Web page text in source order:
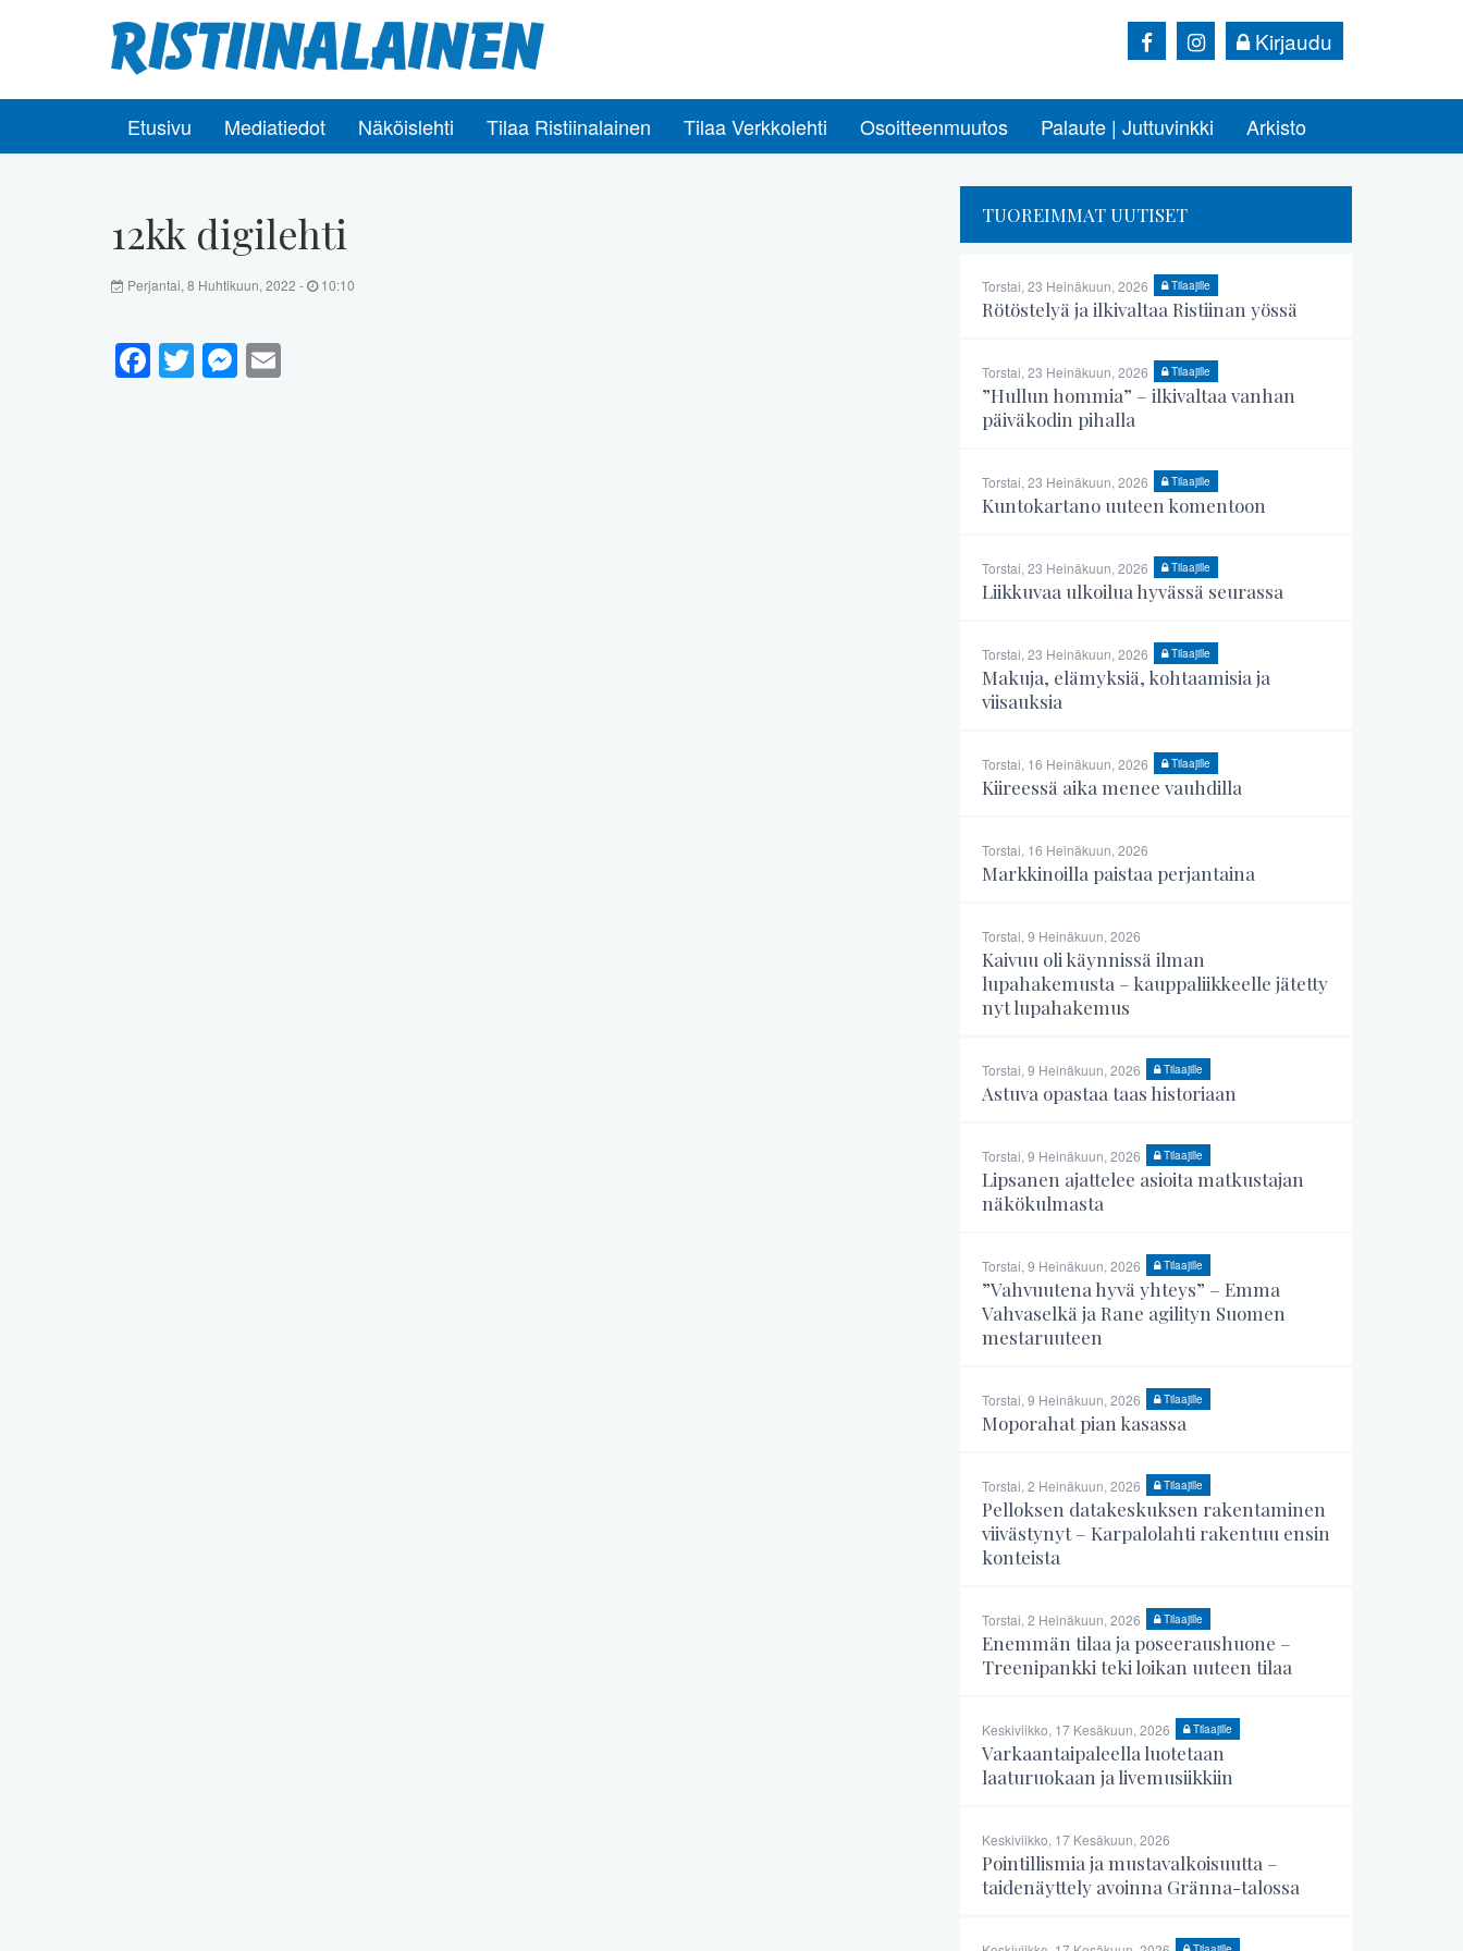
Kirjaudu
Etusivu Mediatiedot Näköislehti Tilaa Ristiinalainen Tilaa Verkkolehti Osoitteenmuutos Palaute | Juttuvinkki Arkisto
12kk digilehti
Perjantai, 8 Huhtikuun, 2022 - 10:10
Facebook
TwitterMessenger
TUOREIMMAT UUTISET
Torstai, 23 Heinäkuun, 2026 Tilaajille
Rötöstelyä ja ilkivaltaa Ristiinan yössä
Torstai, 23 Heinäkuun, 2026 Tilaajille
”Hullun hommia” – ilkivaltaa vanhan
päiväkodin pihalla
Torstai, 23 Heinäkuun, 2026 Tilaajille
Kuntokartano uuteen komentoon
Torstai, 23 Heinäkuun, 2026 Tilaajille
Liikkuvaa ulkoilua hyvässä seurassa
Torstai, 23 Heinäkuun, 2026 Tilaajille
Makuja, elämyksiä, kohtaamisia ja
viisauksia
Torstai, 16 Heinäkuun, 2026 Tilaajille
Kiireessä aika menee vauhdilla
Torstai, 16 Heinäkuun, 2026
Markkinoilla paistaa perjantaina
Torstai, 9 Heinäkuun, 2026
Kaivuu oli käynnissä ilman
lupahakemusta – kauppaliikkeelle jätetty
nyt lupahakemus
Torstai, 9 Heinäkuun, 2026 Tilaajille
Astuva opastaa taas historiaan
Torstai, 9 Heinäkuun, 2026 Tilaajille
Lipsanen ajattelee asioita matkustajan
näkökulmasta
Torstai, 9 Heinäkuun, 2026 Tilaajille
”Vahvuutena hyvä yhteys” – Emma
Vahvaselkä ja Rane agilityn Suomen
mestaruuteen
Torstai, 9 Heinäkuun, 2026 Tilaajille
Moporahat pian kasassa
Torstai, 2 Heinäkuun, 2026 Tilaajille
Pelloksen datakeskuksen rakentaminen
viivästynyt – Karpalolahti rakentuu ensin
konteista
Torstai, 2 Heinäkuun, 2026 Tilaajille
Enemmän tilaa ja poseeraushuone –
Treenipankki teki loikan uuteen tilaa
Keskiviikko, 17 Kesäkuun, 2026 Tilaajille
Varkaantaipaleella luotetaan
laaturuokaan ja livemusiikkiin
Keskiviikko, 17 Kesäkuun, 2026
Pointillismia ja mustavalkoisuutta –
taidenäyttely avoinna Gränna-talossa